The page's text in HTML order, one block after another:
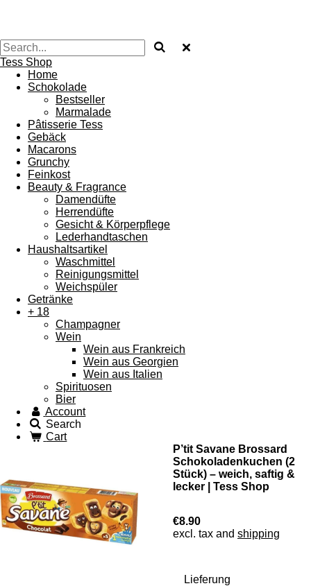
Tess Shop
Home
Schokolade
Bestseller
Marmalade
Pâtisserie Tess
Gebäck
Macarons
Grunchy
Feinkost
Beauty & Fragrance
Damendüfte
Herrendüfte
Gesicht & Körperpflege
Lederhandtaschen
Haushaltsartikel
Waschmittel
Reinigungsmittel
Weichspüler
Getränke
+ 18
Champagner
Wein
Wein aus Frankreich
Wein aus Georgien
Wein aus Italien
Spirituosen
Bier
Account
Search
Cart
P’tit Savane Brossard
Schokoladenkuchen (2
Stück) – weich, saftig &
lecker | Tess Shop
€8.90
excl. tax and shipping
Lieferung